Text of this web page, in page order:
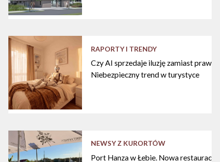
RAPORTY I TRENDY
Czy AI sprzedaje iluzję zamiast
Niebezpieczny trend w turystyce
NEWSY Z KURORTÓW
Port Hanza w Łebie. Nowa restauracja